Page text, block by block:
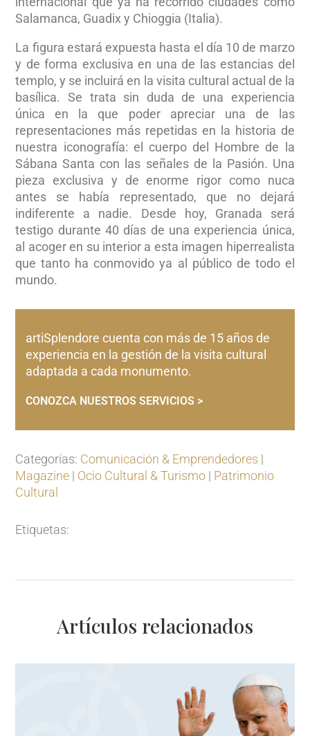
Salamanca, Guadix y Chioggia (Italia).
La figura estará expuesta hasta el día 10 de marzo
y de forma exclusiva en una de las estancias del
templo, y se incluirá en la visita cultural actual de la
basílica. Se trata sin duda de una experiencia
única en la que poder apreciar una de las
representaciones más repetidas en la historia de
nuestra iconografía: el cuerpo del Hombre de la
Sábana Santa con las señales de la Pasión. Una
pieza exclusiva y de enorme rigor como nuca
antes se había representado, que no dejará
indiferente a nadie. Desde hoy, Granada será
testigo durante 40 días de una experiencia única,
al acoger en su interior a esta imagen hiperrealista
que tanto ha conmovido ya al público de todo el
mundo.
artiSplendore cuenta con más de 15 años de
experiencia en la gestión de la visita cultural
adaptada a cada monumento.
CONOZCA NUESTROS SERVICIOS >
Categorías: Comunicación & Emprendedores |
Magazine | Ocio Cultural & Turismo | Patrimonio
Cultural
Etiquetas:
Artículos relacionados